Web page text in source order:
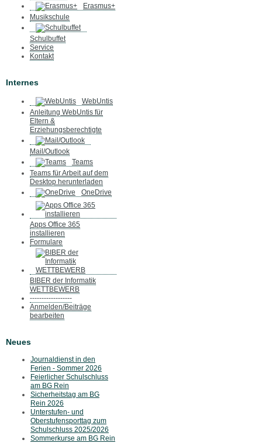
Erasmus+
Musikschule
Schulbuffet
Service
Kontakt
Internes
WebUntis
Anleitung WebUntis für
Eltern &
Erziehungsberechtigte
Mail/Outlook
Teams
Teams für Arbeit auf dem
Desktop herunterladen
OneDrive
Apps Office 365
installieren
Formulare
BIBER der Informatik
WETTBEWERB
------------------
Anmelden/Beiträge
bearbeiten
Neues
Journaldienst in den
Ferien - Sommer 2026
Feierlicher Schulschluss
am BG Rein
Sicherheitstag am BG
Rein 2026
Unterstufen- und
Oberstufensporttag zum
Schulschluss 2025/2026
Sommerkurse am BG Rein